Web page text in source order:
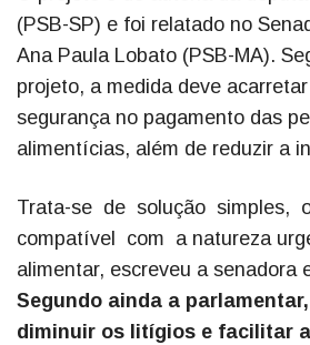
(PSB-SP) e foi relatado no
Ana Paula Lobato (PSB-MA).
projeto, a medida deve
segurança no pagamento das
alimentícias, além de reduzir a
Trata-se de solução simples,
compatível com a natureza
alimentar, escreveu a senadora
Segundo ainda a
diminuir os litígios e facilitar